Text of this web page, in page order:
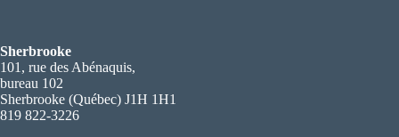
Sherbrooke
101, rue des Abénaquis,
bureau 102
Sherbrooke (Québec) J1H 1H1
819 822-3226